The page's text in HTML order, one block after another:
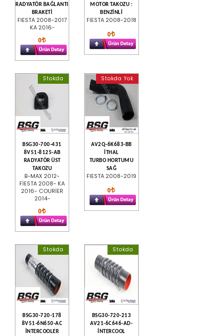
RADYATÖR BAĞLANTI
BRAKETİ
FIESTA 2008-2017
KA 2016-
0
MOTOR TAKOZU :
BENZİNLİ
FIESTA 2008-2018
0
Stokda
BSG30-700-431
8V51-8125-AB
RADYATÖR ÜST
TAKOZU
B-MAX 2012-
FİESTA 2008- KA
2016- COURİER
2014-
0
Stokda Yok
AV2Q-6K683-BB
İTHAL
TURBO HORTUMU
SAĞ
FIESTA 2008-2019
0
Stokda
BSG30-720-178
8V51-6N650-AC
İNTERCOOLER
Stokda
BSG30-720-213
AV21-6C646-AD-
İNTERCOOL